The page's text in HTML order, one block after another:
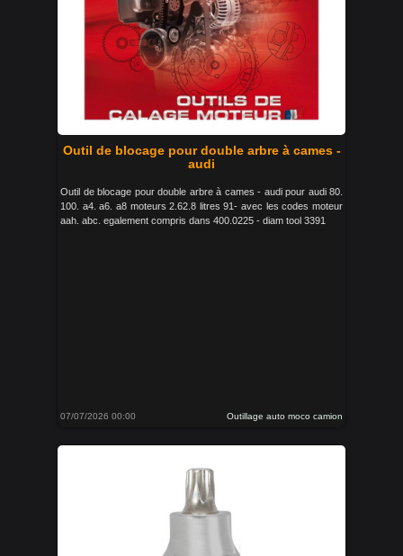
Outil de blocage pour double arbre à cames -
audi
Outil de blocage pour double arbre à cames - audi pour audi 80.
100. a4. a6. a8 moteurs 2.62.8 litres 91- avec les codes moteur
aah. abc. egalement compris dans 400.0225 - diam tool 3391
07/07/2026 00:00 Outillage auto moco camion